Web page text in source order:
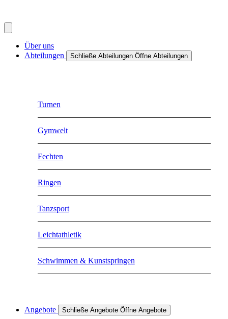
Über uns
Abteilungen
Schließe Abteilungen Öffne Abteilungen
Turnen
Gymwelt
Fechten
Ringen
Tanzsport
Leichtathletik
Schwimmen & Kunstspringen
Angebote Schließe Angebote Öffne Angebote